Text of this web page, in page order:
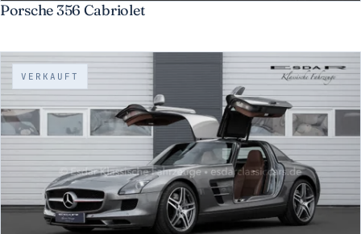
Porsche 356 Cabriolet
VERKAUFT